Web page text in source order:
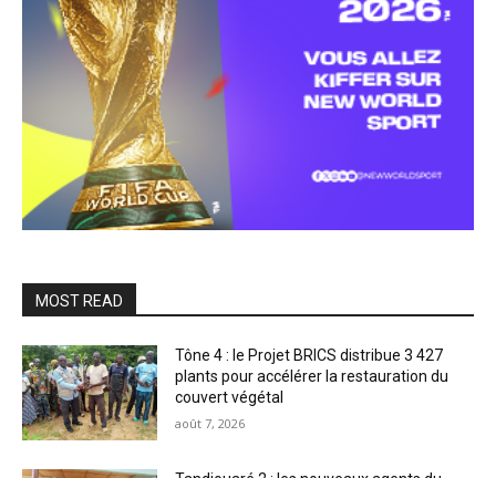
MOST READ
Tône 4 : le Projet BRICS distribue 3 427
plants pour accélérer la restauration du
couvert végétal
août 7, 2026